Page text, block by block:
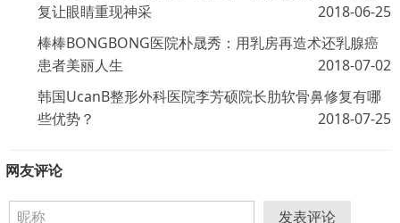
复让眼睛重现神采
2018-06-25
棒棒BONGBONG医院朴晟秀：用乳房再造术还乳腺癌
患者美丽人生
2018-07-02
韩国UcanB整形外科医院李芳硕院长肋软骨鼻修复有哪
些优势？
2018-07-25
网友评论
发表评论